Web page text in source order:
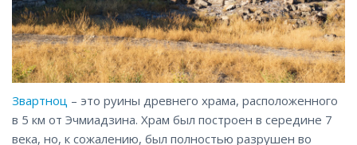
Звартноц – это руины древнего храма, расположенного
в 5 км от Эчмиадзина. Храм был построен в середине 7
века, но, к сожалению, был полностью разрушен во